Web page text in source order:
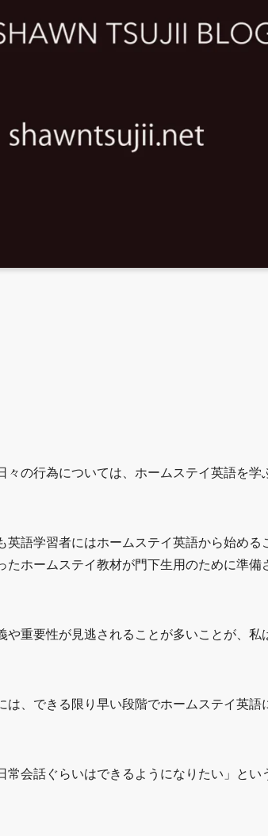
の行為については、ホームステイ英語を学
語学習者にはホームステイ英語から始める
ホームステイ教材が門下生用のために準備
重要性が見逃されることが多いことが、私
、できる限り早い段階でホームステイ英語
会話ぐらいはできるようになりたい」とい